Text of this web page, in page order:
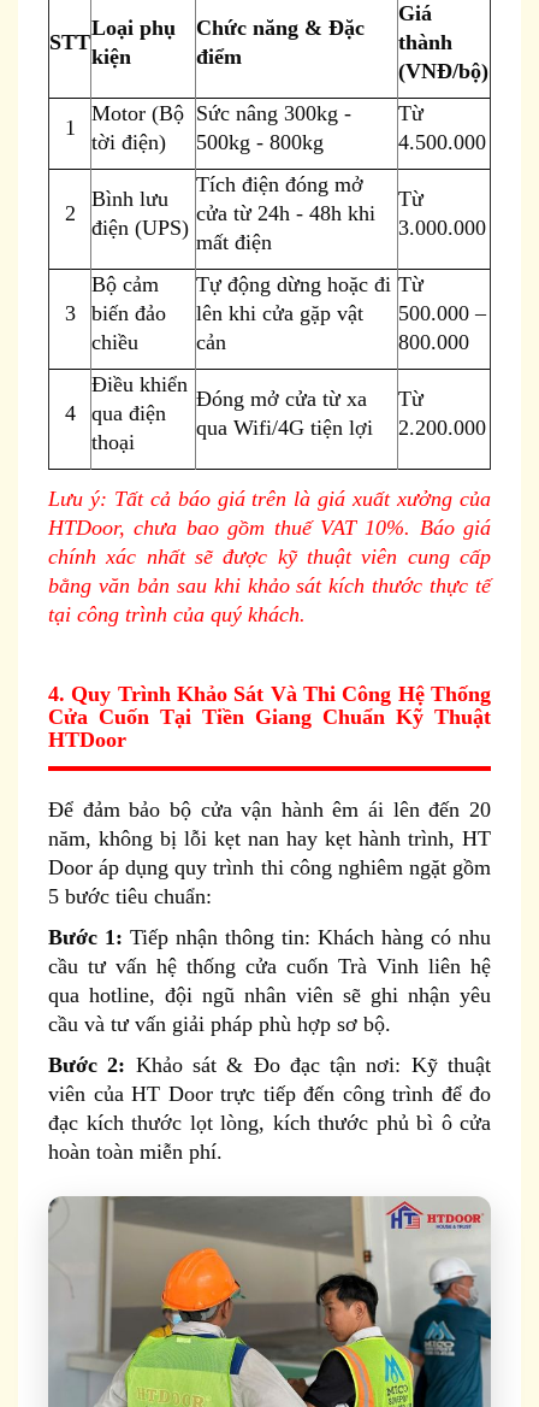
STT
Loại phụ
kiện
Chức năng & Đặc
điểm
Giá
thành
(VNĐ/bộ)
1
Motor (Bộ
tời điện)
Sức nâng 300kg -
500kg - 800kg
Từ
4.500.000
2
Bình lưu
điện (UPS)
Tích điện đóng mở
cửa từ 24h - 48h khi
mất điện
Từ
3.000.000
3
Bộ cảm
biến đảo
chiều
Tự động dừng hoặc đi
lên khi cửa gặp vật
cản
Từ
500.000 –
800.000
4
Điều khiển
qua điện
thoại
Đóng mở cửa từ xa
qua Wifi/4G tiện lợi
Từ
2.200.000
Lưu ý: Tất cả báo giá trên là giá xuất xưởng của
HTDoor, chưa bao gồm thuế VAT 10%. Báo giá
chính xác nhất sẽ được kỹ thuật viên cung cấp
bằng văn bản sau khi khảo sát kích thước thực tế
tại công trình của quý khách.
4. Quy Trình Khảo Sát Và Thi Công Hệ Thống
Cửa Cuốn Tại Tiền Giang Chuẩn Kỹ Thuật
HTDoor
Để đảm bảo bộ cửa vận hành êm ái lên đến 20
năm, không bị lỗi kẹt nan hay kẹt hành trình, HT
Door áp dụng quy trình thi công nghiêm ngặt gồm
5 bước tiêu chuẩn:
Bước 1: Tiếp nhận thông tin: Khách hàng có nhu
cầu tư vấn hệ thống cửa cuốn Trà Vinh liên hệ
qua hotline, đội ngũ nhân viên sẽ ghi nhận yêu
cầu và tư vấn giải pháp phù hợp sơ bộ.
Bước 2: Khảo sát & Đo đạc tận nơi: Kỹ thuật
viên của HT Door trực tiếp đến công trình để đo
đạc kích thước lọt lòng, kích thước phủ bì ô cửa
hoàn toàn miễn phí.